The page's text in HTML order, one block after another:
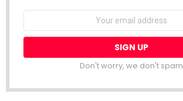
Email
Don't worry, we don't spam